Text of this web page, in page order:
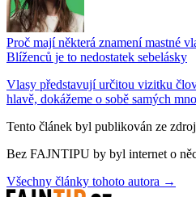
Proč mají některá znamení mastné
Blíženců je to nedostatek sebelásky
Vlasy představují určitou vizitku
hlavě, dokážeme o sobě samých
Tento článek byl publikován ze
Bez FAJNTIPU by byl internet o
Všechny články tohoto autora →